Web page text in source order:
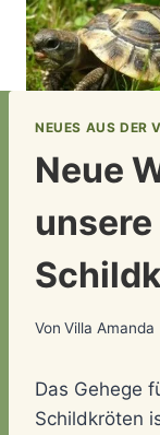
Zum
Inhalt
springen
NEUES AUS DER
Neue
Von Villa Amanda
Das Gehege
Schildkröten